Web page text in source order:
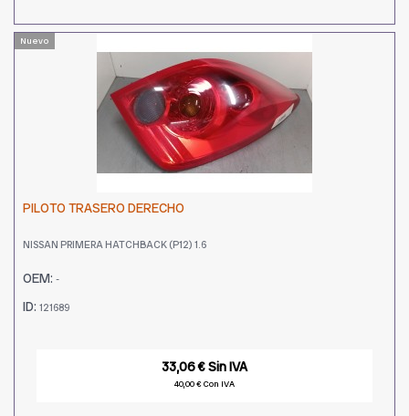
Nuevo
PILOTO TRASERO DERECHO
NISSAN PRIMERA HATCHBACK (P12) 1.6
OEM: -
ID: 121689
33,06 € Sin IVA
40,00 € Con IVA